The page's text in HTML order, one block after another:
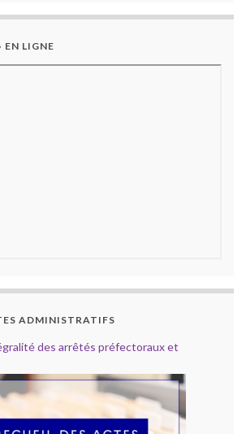
EN LIGNE
ADMINISTRATIFS
des arrêtés préfectoraux et